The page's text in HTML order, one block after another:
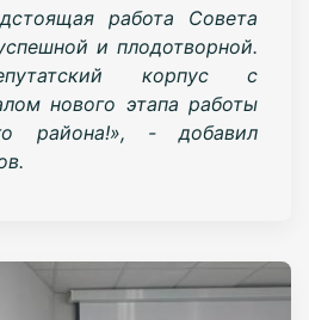
работа Совета
и плодотворной.
корпус с
нового этапа работы
района!», - добавил